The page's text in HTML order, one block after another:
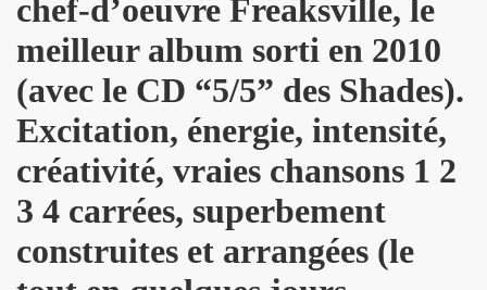
chef-d’oeuvre Freaksville, le
meilleur album sorti en 2010
(avec le CD “5/5” des Shades).
Excitation, énergie, intensité,
créativité, vraies chansons 1 2
3 4 carrées, superbement
construites et arrangées (le
et 12 decembre 2012 a BERLIN.
DE MOI" (2012), film-serie de STEVE CATIEAU.
(juillet et aout 2012).
DUVALL : les deux font la paire" ("La Libre Belgique", 14
les 15, 16 et 17 juin 2012 au STADE DE FRANCE (Saint-
2012 a L'INTERNATIONAL (Paris).